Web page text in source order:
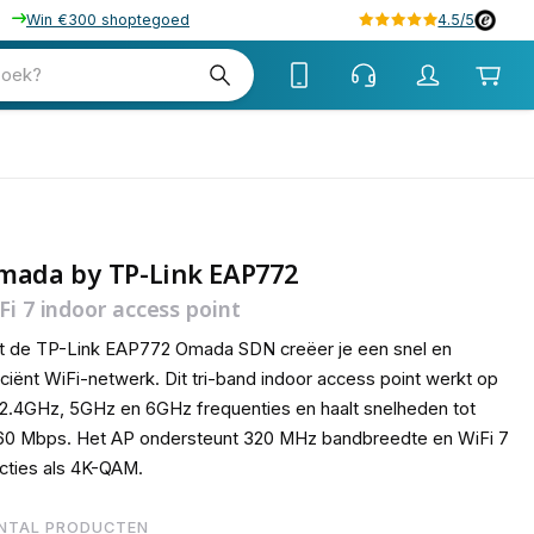
Win €300 shoptegoed 4.5/5
by TP-Link EAP772
7 indoor access point
de TP-Link EAP772 Omada SDN creëer je een snel en
WiFi-netwerk. Dit tri-band indoor access point werkt op
5GHz en 6GHz frequenties en haalt snelheden tot
Mbps. Het AP ondersteunt 320 MHz bandbreedte en WiFi 7
als 4K-QAM.
PRODUCTEN